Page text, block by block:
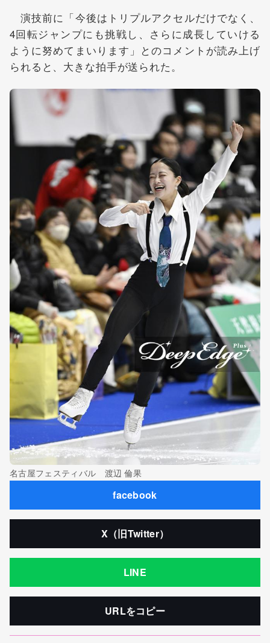
演技前に「今後はトリプルアクセルだけでなく、
4回転ジャンプにも挑戦し、さらに成長していける
ように努めてまいります」とのコメントが読み上げ
られると、大きな拍手が送られた。
名古屋フェスティバル 渡辺 倫果
facebook
X（旧Twitter）
LINE
URLをコピー